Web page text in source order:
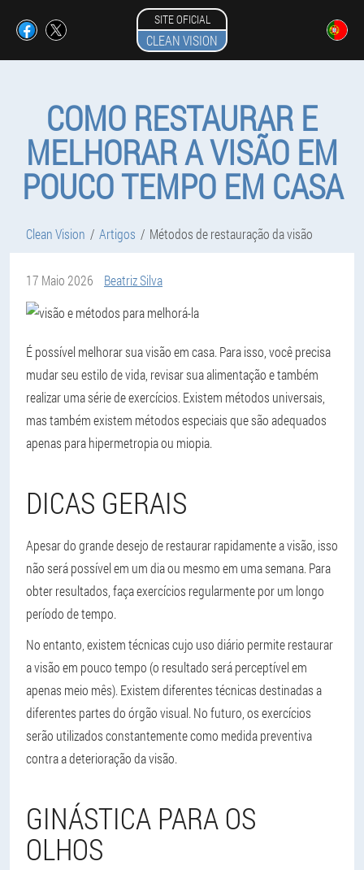
SITE OFICIAL
CLEAN VISION
COMO RESTAURAR E
MELHORAR A VISÃO EM
POUCO TEMPO EM CASA
Clean Vision Artigos Métodos de restauração da visão
17 Maio 2026 Beatriz Silva
É possível melhorar sua visão em casa. Para isso, você precisa
mudar seu estilo de vida, revisar sua alimentação e também
realizar uma série de exercícios. Existem métodos universais,
mas também existem métodos especiais que são adequados
apenas para hipermetropia ou miopia.
DICAS GERAIS
Apesar do grande desejo de restaurar rapidamente a visão, isso
não será possível em um dia ou mesmo em uma semana. Para
obter resultados, faça exercícios regularmente por um longo
período de tempo.
No entanto, existem técnicas cujo uso diário permite restaurar
a visão em pouco tempo (o resultado será perceptível em
apenas meio mês). Existem diferentes técnicas destinadas a
diferentes partes do órgão visual. No futuro, os exercícios
serão utilizados constantemente como medida preventiva
contra a deterioração da visão.
GINÁSTICA PARA OS
OLHOS